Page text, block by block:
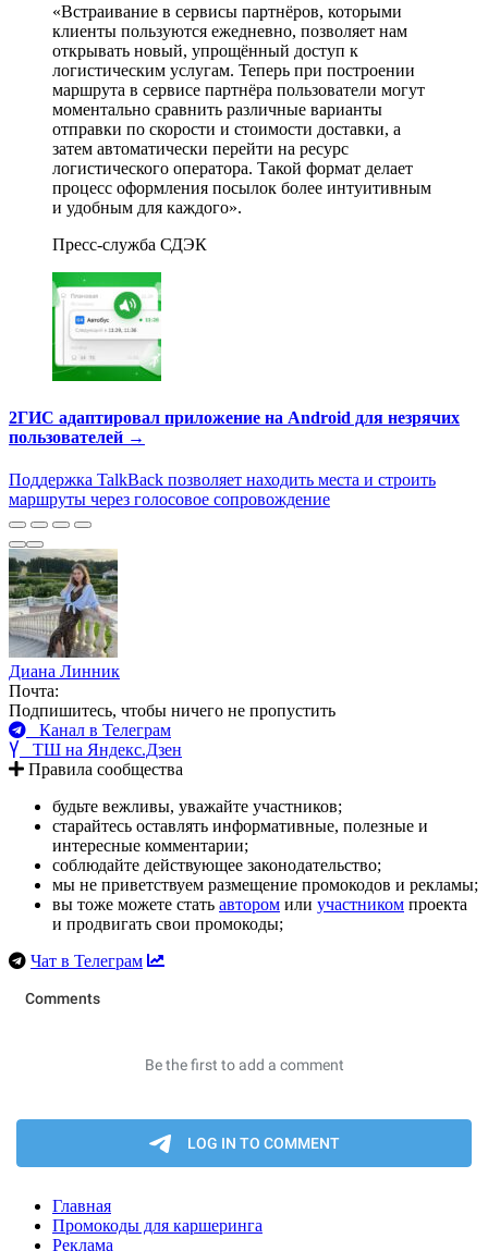
«Встраивание в сервисы партнёров, которыми
клиенты пользуются ежедневно, позволяет нам
открывать новый, упрощённый доступ к
логистическим услугам. Теперь при построении
маршрута в сервисе партнёра пользователи могут
моментально сравнить различные варианты
отправки по скорости и стоимости доставки, а
затем автоматически перейти на ресурс
логистического оператора. Такой формат делает
процесс оформления посылок более интуитивным
и удобным для каждого».
Пресс-служба СДЭК
2ГИС адаптировал приложение на Android для незрячих
пользователей →
Поддержка TalkBack позволяет находить места и строить
маршруты через голосовое сопровождение
Диана Линник
Почта:
Подпишитесь, чтобы ничего не пропустить
Канал в Телеграм
ТШ на Яндекс.Дзен
Правила сообщества
будьте вежливы, уважайте участников;
старайтесь оставлять информативные, полезные и
интересные комментарии;
соблюдайте действующее законодательство;
мы не приветствуем размещение промокодов и рекламы;
вы тоже можете стать автором или участником проекта
и продвигать свои промокоды;
Чат в Телеграм
Главная
Промокоды для каршеринга
Реклама